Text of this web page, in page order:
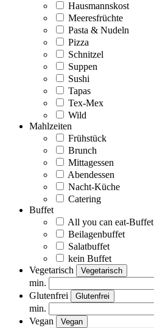
Hausmannskost
Meeresfrüchte
Pasta & Nudeln
Pizza
Schnitzel
Suppen
Sushi
Tapas
Tex-Mex
Wild
Mahlzeiten
Frühstück
Brunch
Mittagessen
Abendessen
Nacht-Küche
Catering
Buffet
All you can eat-Buffet
Beilagenbuffet
Salatbuffet
kein Buffet
Vegetarisch
Vegetarisch
min.
Glutenfrei
Glutenfrei
min.
Vegan
Vegan